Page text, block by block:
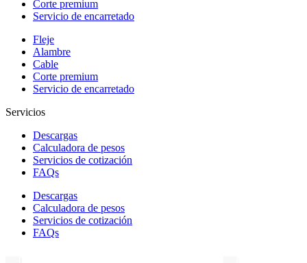
Corte premium
Servicio de encarretado
Fleje
Alambre
Cable
Corte premium
Servicio de encarretado
Servicios
Descargas
Calculadora de pesos
Servicios de cotización
FAQs
Descargas
Calculadora de pesos
Servicios de cotización
FAQs